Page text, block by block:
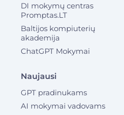
DI mokymų centras
Promptas.LT
Baltijos kompiuterių
akademija
ChatGPT Mokymai
Naujausi
GPT pradinukams
AI mokymai vadovams